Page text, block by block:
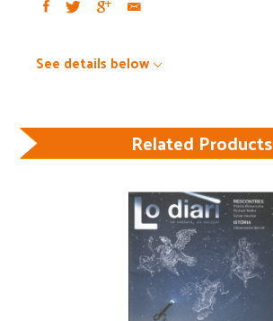
See details below
Related Products